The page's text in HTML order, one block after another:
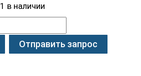
1 в наличии
Отправить запрос